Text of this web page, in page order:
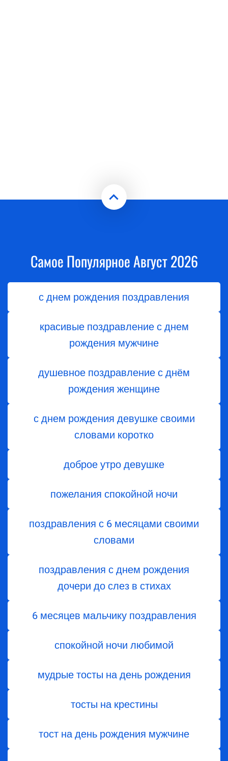
Самое Популярное Август 2026
с днем рождения поздравления
красивые поздравление с днем
рождения мужчине
душевное поздравление с днём
рождения женщине
с днем рождения девушке своими
словами коротко
доброе утро девушке
пожелания спокойной ночи
поздравления с 6 месяцами своими
словами
поздравления с днем ​​рождения
дочери до слез в стихах
6 месяцев мальчику поздравления
спокойной ночи любимой
мудрые тосты на день рождения
тосты на крестины
тост на день рождения мужчине